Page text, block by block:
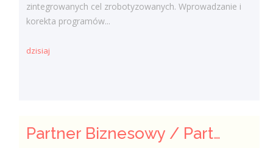
zintegrowanych cel zrobotyzowanych. Wprowadzanie i
korekta programów...
dzisiaj
Partner Biznesowy / Partnerka Biznesowa – agencja marketingu online